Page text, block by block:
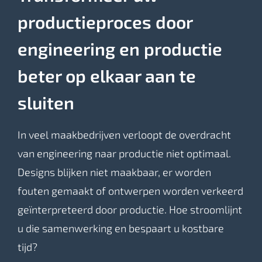
productieproces door
engineering en productie
beter op elkaar aan te
sluiten
In veel maakbedrijven verloopt de overdracht
van engineering naar productie niet optimaal.
Designs blijken niet maakbaar, er worden
fouten gemaakt of ontwerpen worden verkeerd
geïnterpreteerd door productie. Hoe stroomlijnt
u die samenwerking en bespaart u kostbare
tijd?